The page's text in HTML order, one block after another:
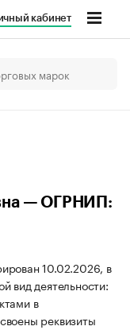
кабинет
— ОГРНИП:
10.02.2026, в
вид деятельности:
в
реквизиты